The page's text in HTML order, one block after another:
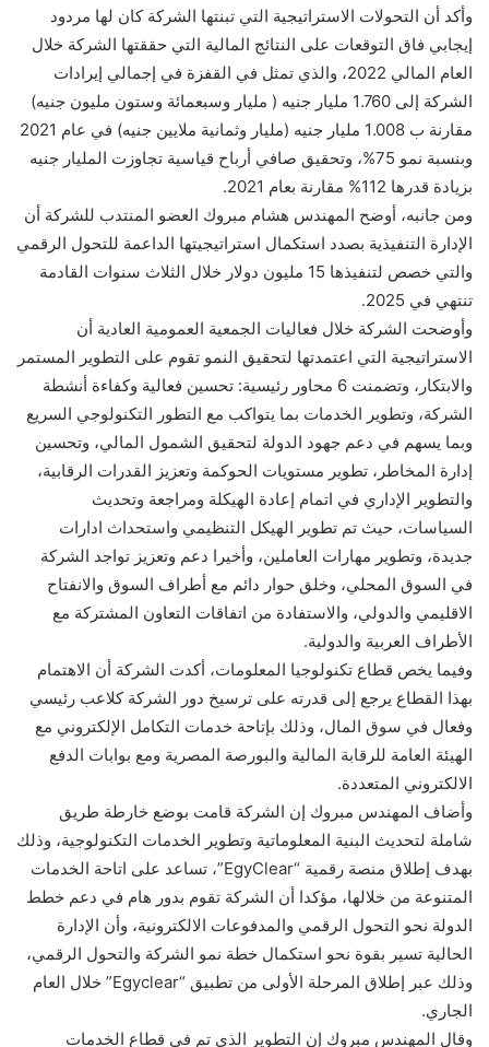
وأكد أن التحولات الاستراتيجية التي تبنتها الشركة كان لها مردود
إيجابي فاق التوقعات على النتائج المالية التي حققتها الشركة خلال
العام المالي 2022، والذي تمثل في القفزة في إجمالي إيرادات
الشركة إلى 1.760 مليار جنيه ( مليار وسبعمائة وستون مليون جنيه)
مقارنة ب 1.008 مليار جنيه (مليار وثمانية ملايين جنيه) في عام 2021
وبنسبة نمو 75%، وتحقيق صافي أرباح قياسية تجاوزت المليار جنيه
بزيادة قدرها 112% مقارنة بعام 2021.
ومن جانبه، أوضح المهندس هشام مبروك العضو المنتدب للشركة أن
الإدارة التنفيذية بصدد استكمال استراتيجيتها الداعمة للتحول الرقمي
والتي خصص لتنفيذها 15 مليون دولار خلال الثلاث سنوات القادمة
تنتهي في 2025.
وأوضحت الشركة خلال فعاليات الجمعية العمومية العادية أن
الاستراتيجية التي اعتمدتها لتحقيق النمو تقوم على التطوير المستمر
والابتكار، وتضمنت 6 محاور رئيسية: تحسين فعالية وكفاءة أنشطة
الشركة، وتطوير الخدمات بما يتواكب مع التطور التكنولوجي السريع
وبما يسهم في دعم جهود الدولة لتحقيق الشمول المالي، وتحسين
إدارة المخاطر، تطوير مستويات الحوكمة وتعزيز القدرات الرقابية،
والتطوير الإداري في اتمام إعادة الهيكلة ومراجعة وتحديث
السياسات، حيث تم تطوير الهيكل التنظيمي واستحداث ادارات
جديدة، وتطوير مهارات العاملين، وأخيرا دعم وتعزيز تواجد الشركة
في السوق المحلي، وخلق حوار دائم مع أطراف السوق والانفتاح
الاقليمي والدولي، والاستفادة من اتفاقات التعاون المشتركة مع
الأطراف العربية والدولية.
وفيما يخص قطاع تكنولوجيا المعلومات، أكدت الشركة أن الاهتمام
بهذا القطاع يرجع إلى قدرته على ترسيخ دور الشركة كلاعب رئيسي
وفعال في سوق المال، وذلك بإتاحة خدمات التكامل الإلكتروني مع
الهيئة العامة للرقابة المالية والبورصة المصرية ومع بوابات الدفع
الالكتروني المتعددة.
وأضاف المهندس مبروك إن الشركة قامت بوضع خارطة طريق
شاملة لتحديث البنية المعلوماتية وتطوير الخدمات التكنولوجية، وذلك
بهدف إطلاق منصة رقمية “EgyClear”، تساعد على اتاحة الخدمات
المتنوعة من خلالها، مؤكدا أن الشركة تقوم بدور هام في دعم خطط
الدولة نحو التحول الرقمي والمدفوعات الالكترونية، وأن الإدارة
الحالية تسير بقوة نحو استكمال خطة نمو الشركة والتحول الرقمي،
وذلك عبر إطلاق المرحلة الأولى من تطبيق “Egyclear” خلال العام
الجاري.
وقال المهندس مبروك إن التطوير الذي تم في قطاع الخدمات